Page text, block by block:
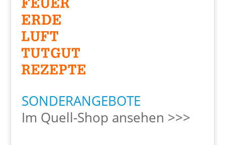
SONDERANGEBOTE
Im Quell-Shop ansehen >>>